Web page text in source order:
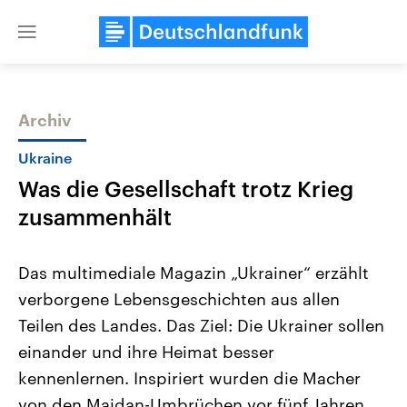
Close
Themen
Landtagswahl Sachsen-Anhalt
2026
Alle Informationen
Sachsen-Anhalt wählt am 6.
September 2026 einen neuen
Landtag. Seit 2021 wird das
Bundesland von einer Koalition aus
USA
Aktuelle Beiträge,
Wirtschaftlich und
gehören die Vereinigten
den mächtigsten Ländern
mit großem Einfluss auf
Archiv
Ukraine
Was die Gesellschaft trotz Krieg
zusammenhält
Das multimediale Magazin „Ukrainer“ erzählt
verborgene Lebensgeschichten aus allen
Teilen des Landes. Das Ziel: Die Ukrainer sollen
einander und ihre Heimat besser
kennenlernen. Inspiriert wurden die Macher